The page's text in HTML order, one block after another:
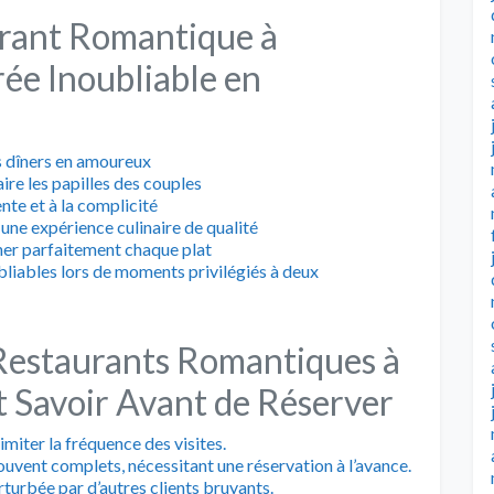
Romantique à
Inoubliable en
en amoureux
les papilles des couples
et à la complicité
expérience culinaire de qualité
parfaitement chaque plat
lors de moments privilégiés à deux
Romantiques à
Savoir Avant de Réserver
la fréquence des visites.
complets, nécessitant une réservation à l’avance.
par d’autres clients bruyants.